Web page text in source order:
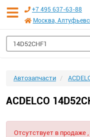
+7 495 637-63-88
Москва,
Автозапчасти
ACDELCO
Отсутствует в продаже